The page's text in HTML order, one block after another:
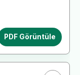
PDF Görüntüle